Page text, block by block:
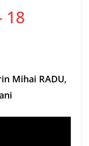
18
Mihai RADU,